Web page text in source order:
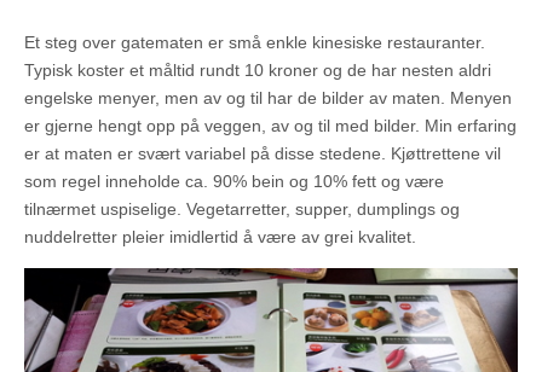
Et steg over gatematen er små enkle kinesiske restauranter.
Typisk koster et måltid rundt 10 kroner og de har nesten aldri
engelske menyer, men av og til har de bilder av maten. Menyen
er gjerne hengt opp på veggen, av og til med bilder. Min erfaring
er at maten er svært variabel på disse stedene. Kjøttrettene vil
som regel inneholde ca. 90% bein og 10% fett og være
tilnærmet uspiselige. Vegetarretter, supper, dumplings og
nuddelretter pleier imidlertid å være av grei kvalitet.